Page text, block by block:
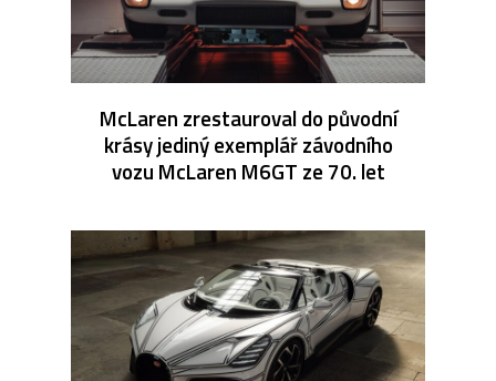
McLaren zrestauroval do původní
krásy jediný exemplář závodního
vozu McLaren M6GT ze 70. let